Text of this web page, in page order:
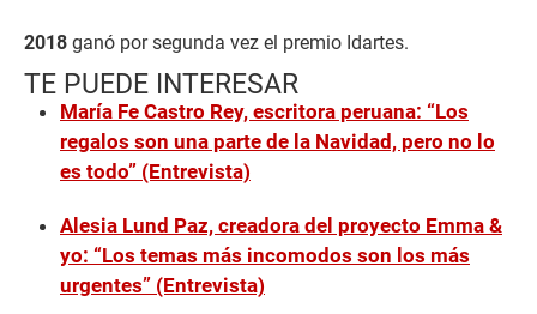
2018 ganó por segunda vez el premio Idartes.
TE PUEDE INTERESAR
María Fe Castro Rey, escritora peruana: “Los
regalos son una parte de la Navidad, pero no lo
es todo” (Entrevista)
Alesia Lund Paz, creadora del proyecto Emma &
yo: “Los temas más incomodos son los más
urgentes” (Entrevista)